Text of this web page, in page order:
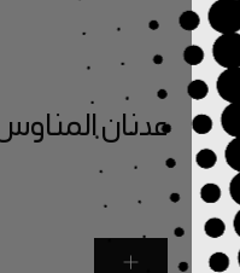
عدنان المناوس